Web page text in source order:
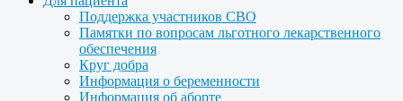
Поддержка участников СВО
Памятки по вопросам льготного лекарственного
обеспечения
Круг добра
Информация о беременности
Информация об аборте